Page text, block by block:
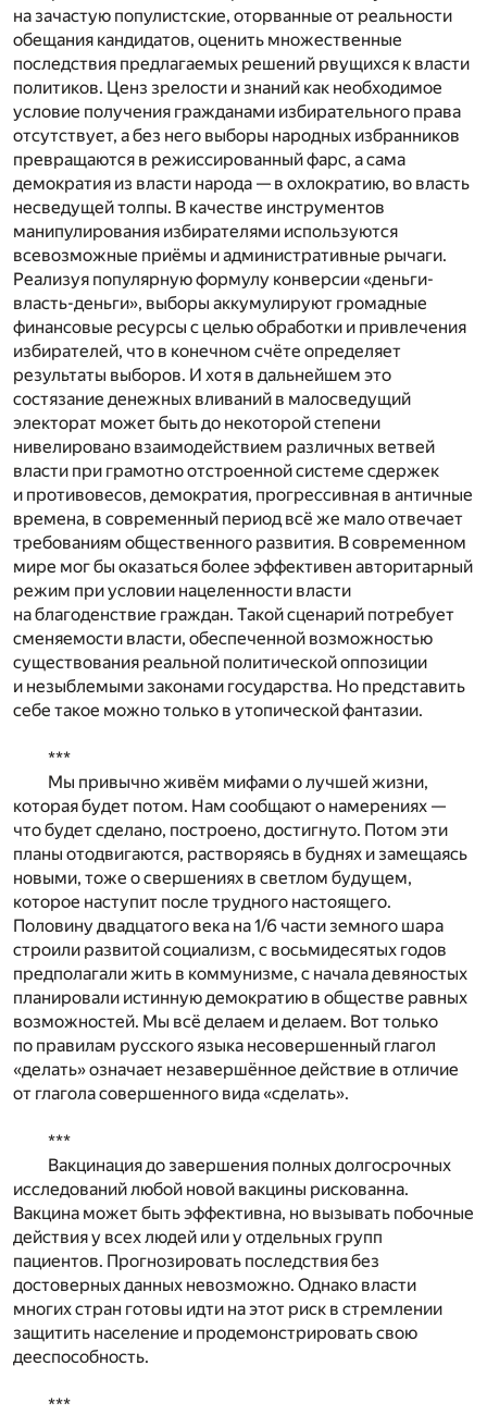
на зачастую популистские, оторванные от реальности
обещания кандидатов, оценить множественные
последствия предлагаемых решений рвущихся к власти
политиков. Ценз зрелости и знаний как необходимое
условие получения гражданами избирательного права
отсутствует, а без него выборы народных избранников
превращаются в режиссированный фарс, а сама
демократия из власти народа — в охлократию, во власть
несведущей толпы. В качестве инструментов
манипулирования избирателями используются
всевозможные приёмы и административные рычаги.
Реализуя популярную формулу конверсии «деньги-
власть-деньги», выборы аккумулируют громадные
финансовые ресурсы с целью обработки и привлечения
избирателей, что в конечном счёте определяет
результаты выборов. И хотя в дальнейшем это
состязание денежных вливаний в малосведущий
электорат может быть до некоторой степени
нивелировано взаимодействием различных ветвей
власти при грамотно отстроенной системе сдержек
и противовесов, демократия, прогрессивная в античные
времена, в современный период всё же мало отвечает
требованиям общественного развития. В современном
мире мог бы оказаться более эффективен авторитарный
режим при условии нацеленности власти
на благоденствие граждан. Такой сценарий потребует
сменяемости власти, обеспеченной возможностью
существования реальной политической оппозиции
и незыблемыми законами государства. Но представить
себе такое можно только в утопической фантазии.
***
Мы привычно живём мифами о лучшей жизни,
которая будет потом. Нам сообщают о намерениях —
что будет сделано, построено, достигнуто. Потом эти
планы отодвигаются, растворяясь в буднях и замещаясь
новыми, тоже о свершениях в светлом будущем,
которое наступит после трудного настоящего.
Половину двадцатого века на 1/6 части земного шара
строили развитой социализм, с восьмидесятых годов
предполагали жить в коммунизме, с начала девяностых
планировали истинную демократию в обществе равных
возможностей. Мы всё делаем и делаем. Вот только
по правилам русского языка несовершенный глагол
«делать» означает незавершённое действие в отличие
от глагола совершенного вида «сделать».
***
Вакцинация до завершения полных долгосрочных
исследований любой новой вакцины рискованна.
Вакцина может быть эффективна, но вызывать побочные
действия у всех людей или у отдельных групп
пациентов. Прогнозировать последствия без
достоверных данных невозможно. Однако власти
многих стран готовы идти на этот риск в стремлении
защитить население и продемонстрировать свою
дееспособность.
***